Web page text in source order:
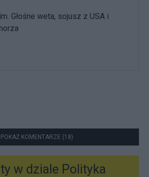
Głośne weta, sojusz z USA i
POKAŻ KOMENTARZE (18)
w dziale Polityka